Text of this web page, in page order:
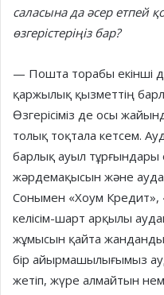
саласына да әсер етпей
өзгерістеріңіз бар?
— Пошта торабы екінші
қаржылық қызметтің
Өзгерісіміз де осы
толық тоқтала кетсем.
барлық ауыл
жәрдемақысын және
Сонымен «Хоум Кредит»,
келісім-шарт арқылы
жұмысын қайта
бір айырмашылығымыз
жетіп, жүре алмайтын